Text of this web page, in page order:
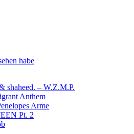
habe
shaheed. – W.Z.M.P.
Anthem
Arme
Pt. 2